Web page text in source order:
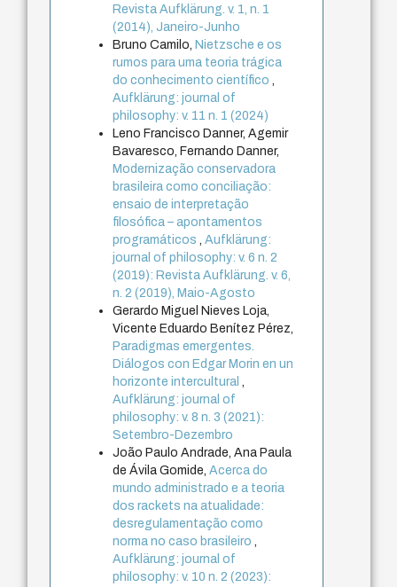
Revista Aufklärung. v. 1, n. 1
(2014), Janeiro-Junho
Bruno Camilo, Nietzsche e os
rumos para uma teoria trágica
do conhecimento científico,
Aufklärung: journal of
philosophy: v. 11 n. 1 (2024)
Leno Francisco Danner, Agemir
Bavaresco, Fernando Danner,
Modernização conservadora
brasileira como conciliação:
ensaio de interpretação
filosófica – apontamentos
programáticos,Aufklärung:
journal of philosophy: v. 6 n. 2
(2019): Revista Aufklärung. v. 6,
n. 2 (2019), Maio-Agosto
Gerardo Miguel Nieves Loja,
Vicente Eduardo Benítez Pérez,
Paradigmas emergentes.
Diálogos con Edgar Morin en un
horizonte intercultural,
Aufklärung: journal of
philosophy: v. 8 n. 3 (2021):
Setembro-Dezembro
João Paulo Andrade, Ana Paula
de Ávila Gomide,Acerca do
mundo administrado e a teoria
dos rackets na atualidade:
desregulamentação como
norma no caso brasileiro,
Aufklärung: journal of
philosophy: v. 10 n. 2 (2023):